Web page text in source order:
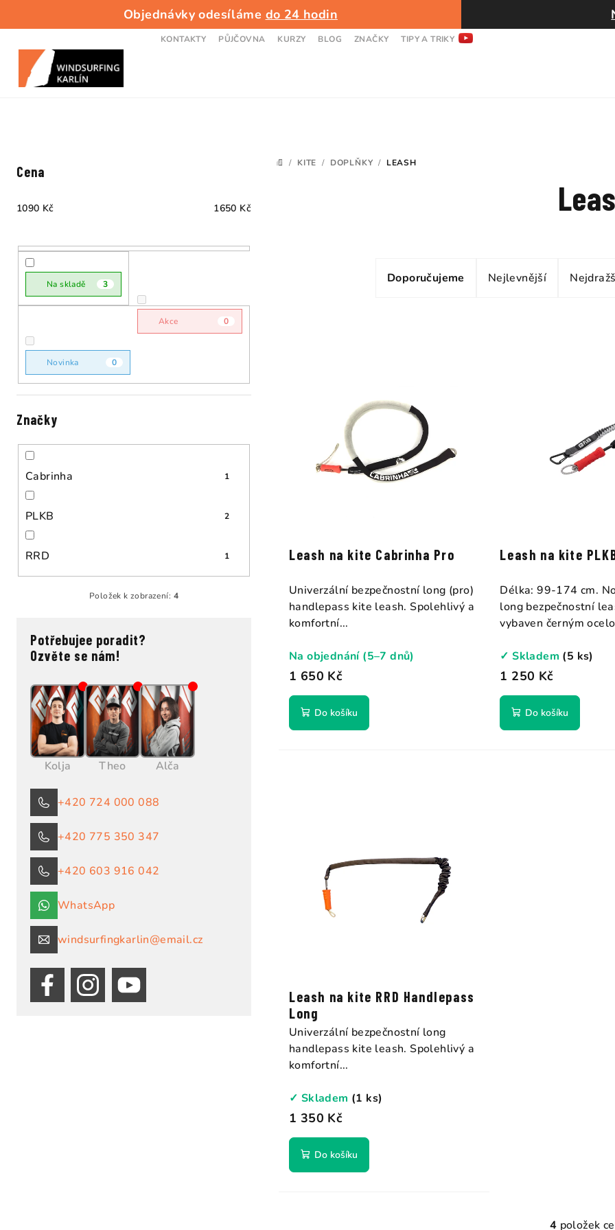
Objednávky odesíláme do 24 hodin
KONTAKTY PŮJČOVNA KURZY BLOG ZNAČKY TIPY A TRIKY
DOMŮ
/ KITE / DOPLŇKY / LEASH
Cena
1090 Kč 1650 Kč
Na skladě 3
Akce 0
Novinka 0
Značky
Cabrinha 1
PLKB 2
RRD 1
Položek k zobrazení: 4
Potřebujee poradit?
Ozvěte se nám!
Kolja Theo Alča
+420 724 000 088
+420 775 350 347
+420 603 916 042
WhatsApp
windsurfingkarlin@email.cz
p
o
k
ů
Doporučujeme Nejlevnější
Leash na kite Cabrinha Pro
1 650 Kč
Na objednání (5–7 dnů)
Do košíku
Univerzální bezpečnostní long (pro)
handlepass kite leash. Spolehlivý a
komfortní...
Leash na kite
1 250 Kč
✓ Skladem (5 ks)
Do košíku
Délka: 99-174 cm.
long bezpečnostní
vybaven černým
Leash na kite RRD Handlepass
Long
1 350 Kč
✓ Skladem (1 ks)
Do košíku
Univerzální bezpečnostní long
handlepass kite leash. Spolehlivý a
komfortní...
4 položek